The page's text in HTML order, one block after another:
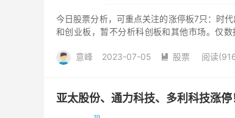
今日股票分析，可重点关注的涨停板7只：时
和创业板，暂不分析科创板和其他市场。仅
意峰 2023-07-05  股票 阅读
亚太股份、通力科技、多利科技涨停